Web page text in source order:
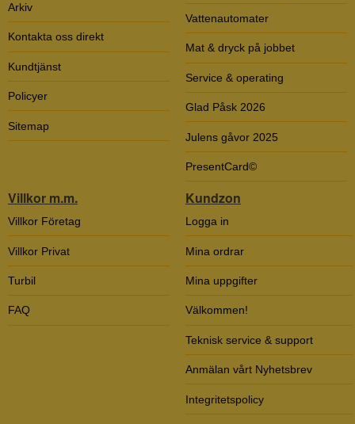
Arkiv
Kontakta oss direkt
Kundtjänst
Policyer
Sitemap
Vattenautomater
Mat & dryck på jobbet
Service & operating
Glad Påsk 2026
Julens gåvor 2025
PresentCard©
Villkor m.m.
Villkor Företag
Villkor Privat
Turbil
FAQ
Kundzon
Logga in
Mina ordrar
Mina uppgifter
Välkommen!
Teknisk service & support
Anmälan vårt Nyhetsbrev
Integritetspolicy